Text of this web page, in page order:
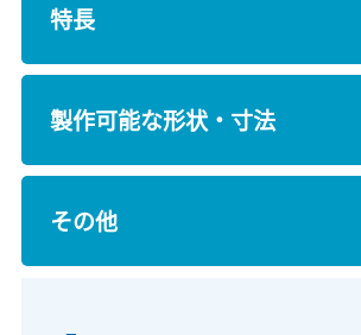
特長
製作可能な形状・寸法
その他